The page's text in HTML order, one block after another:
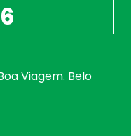
Viagem. Belo